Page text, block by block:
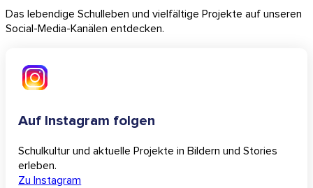
Das lebendige Schulleben und vielfältige Projekte auf unseren
Social-Media-Kanälen entdecken.
Auf Instagram folgen
Schulkultur und aktuelle Projekte in Bildern und Stories
erleben.
Zu Instagram